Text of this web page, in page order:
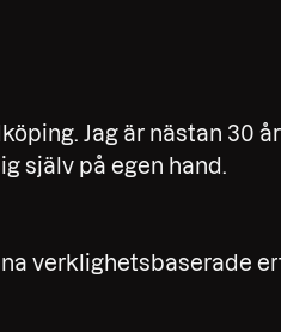
Jag är nästan 30
själv på egen hand.
verklighetsbaserade